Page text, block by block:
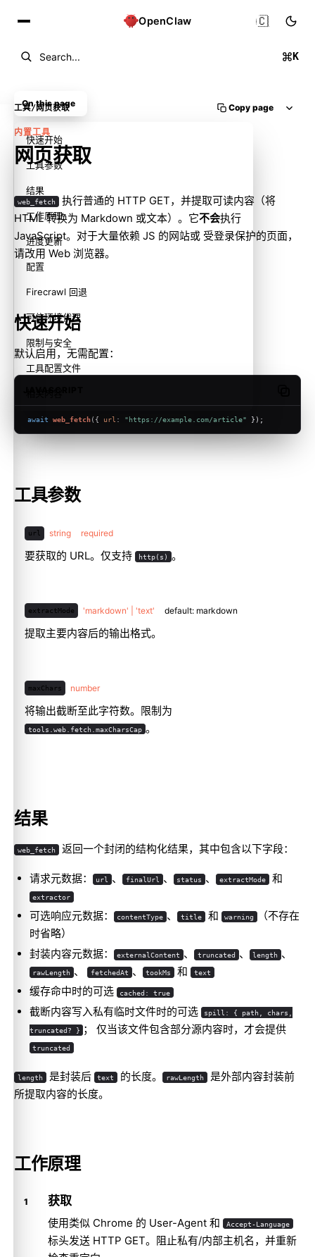
OpenClaw
Search... K
🇨🇳
工具/网页获取 Copy page
内置工具
网页获取
web_fetch 执行普通的 HTTP GET，并提取可读内容（将
HTML 转换为 Markdown 或文本）。它不会执行
JavaScript。对于大量依赖 JS 的网站或 受登录保护的页面，
请改用 Web 浏览器。
快速开始
默认启用，无需配置：
await web_fetch({ url : "https://example.com/article" });
工具参数
url string required
要获取的 URL。仅支持 http(s) 。
extractMode 'markdown' | 'text' default: markdown
提取主要内容后的输出格式。
maxChars number
将输出截断至此字符数。限制为
tools.web.fetch.maxCharsCap 。
结果
web_fetch 返回一个封闭的结构化结果，其中包含以下字段：
请求元数据： url 、 finalUrl 、 status 、 extractMode 和
extractor
可选响应元数据： contentType 、 title 和 warning
（不存在
时省略）
封装内容元数据：
externalContent 、 truncated 、 length 、
rawLength 、 fetchedAt 、 tookMs 和 text
缓存命中时的可选 cached: true
截断内容写入私有临时文件时的可选 spill: { path, chars,
truncated? } ； 仅当该文件包含部分源内容时，才会提供
truncated
length 是封装后 text 的长度。 rawLength 是外部内容封装前
所提取内容的长度。
工作原理
获取
使用类似 Chrome 的 User-Agent 和 Accept-Language
标头发送 HTTP GET。阻止私有/内部主机名，并重新
On this page
快速开始
工具参数
结果
工作原理
进度更新
配置
Firecrawl 回退
可信环境代理
限制与安全
工具配置文件